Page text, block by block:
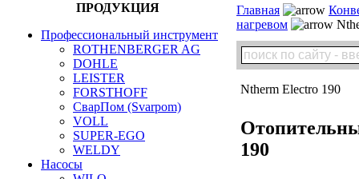
ПРОДУКЦИЯ
Профессиональный инструмент
ROTHENBERGER AG
DOHLE
LEISTER
FORSTHOFF
СварПом (Svarpom)
VOLL
SUPER-EGO
WELDY
Насосы
Главная
нагревом
Ntherm Electro 190
190